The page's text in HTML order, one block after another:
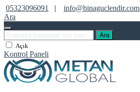
05323096091 |
info@binaguclendir.com
Ara
Ara
Açık
Kontrol Paneli